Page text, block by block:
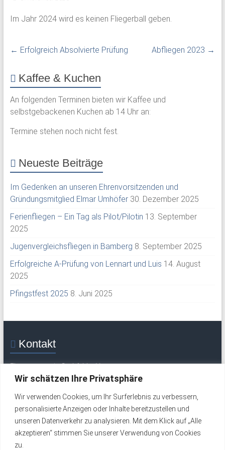
Wir schätzen Ihre Privatsphäre
Wir verwenden Cookies, um Ihr Surferlebnis zu verbessern,
personalisierte Anzeigen oder Inhalte bereitzustellen und
unseren Datenverkehr zu analysieren. Mit dem Klick auf „Alle
akzeptieren“ stimmen Sie unserer Verwendung von Cookies
zu.
Im Jahr 2024 wird es keinen Fliegerball geben.
← Erfolgreich Absolvierte Prüfung Abfliegen 2023 →
Kaffee & Kuchen
An folgenden Terminen bieten wir Kaffee und
selbstgebackenen Kuchen ab 14 Uhr an:
Termine stehen noch nicht fest.
Neueste Beiträge
Im Gedenken an unseren Ehrenvorsitzenden und
Gründungsmitglied Elmar Umhöfer 30. Dezember 2025
Ferienfliegen – Ein Tag als Pilot/Pilotin 13. September
2025
Jugenvergleichsfliegen in Bamberg 8. September 2025
Erfolgreiche A-Prüfung von Lennart und Luis 14. August
2025
Pfingstfest 2025 8. Juni 2025
Kontakt
Flugsportverein Grabfeld e. V.
Mittelweg 30
Tel.: +49 (0) 9762 277 (Flugplatz / Wochenende)
Tel.: +49 (0) 9762 324 (werktags)